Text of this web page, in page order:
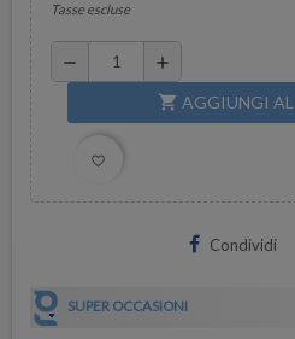
Tasse escluse
remove add
shopping_cart AGGIUNGI AL
favorite_border
Condividi
SUPER OCCASIONI